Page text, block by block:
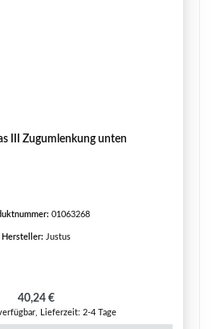
III Zugumlenkung unten
01063268
Hersteller: Justus
Regulärer Preis:
40,24 €
Lieferzeit: 2-4 Tage